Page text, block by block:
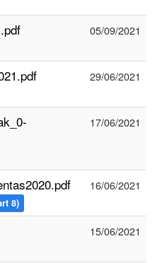
05/09/2021
29/06/2021
17/06/2021
8)
16/06/2021
15/06/2021